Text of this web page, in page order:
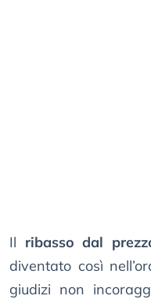
Il ribasso dal
diventato così
giudizi non